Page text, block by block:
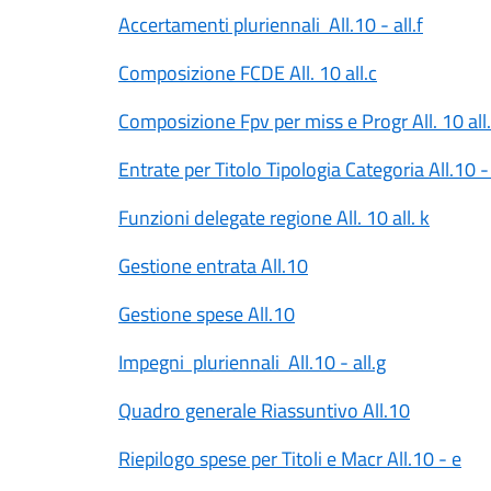
Accertamenti pluriennali All.10 - all.f
Composizione FCDE All. 10 all.c
Composizione Fpv per miss e Progr All. 10
Entrate per Titolo Tipologia Categoria All.10
Funzioni delegate regione All. 10 all. k
Gestione entrata All.10
Gestione spese All.10
Impegni pluriennali All.10 - all.g
Quadro generale Riassuntivo All.10
Riepilogo spese per Titoli e Macr All.10 - e